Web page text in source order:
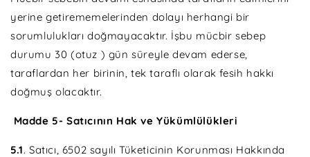
yerine getirememelerinden dolayı herhangi bir
sorumlulukları doğmayacaktır. İşbu mücbir sebep
durumu 30 (otuz ) gün süreyle devam ederse,
taraflardan her birinin, tek taraflı olarak fesih hakkı
doğmuş olacaktır.
Madde 5- Satıcının Hak ve Yükümlülükleri
5.1. Satıcı, 6502 sayılı Tüketicinin Korunması Hakkında